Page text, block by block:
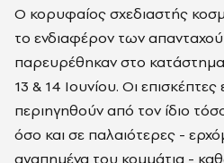
Ο κορυφαίος σχεδιαστής
το ενδιαφέρον των
παρευρέθηκαν στο
13 & 14 Ιουνίου. Οι επισκέπτες
περιηγηθούν από τον ίδιο
όσο και σε παλαιότερες -
αγαπημένα του κομμάτια -